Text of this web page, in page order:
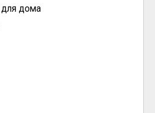
дома